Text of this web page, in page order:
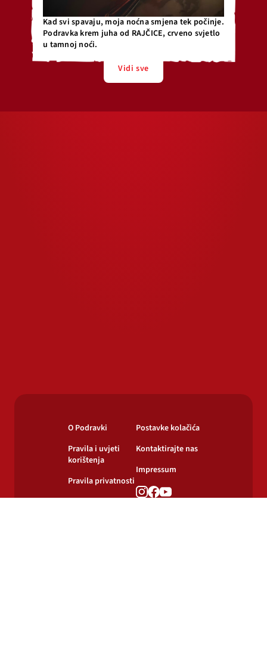
Kad svi spavaju, moja noćna smjena tek počinje.
Podravka krem juha od RAJČICE, crveno svjetlo
u tamnoj noći.
Vidi sve
O Podravki
Pravila i uvjeti
korištenja
Pravila privatnosti
Postavke kolačića
Kontaktirajte nas
Impressum